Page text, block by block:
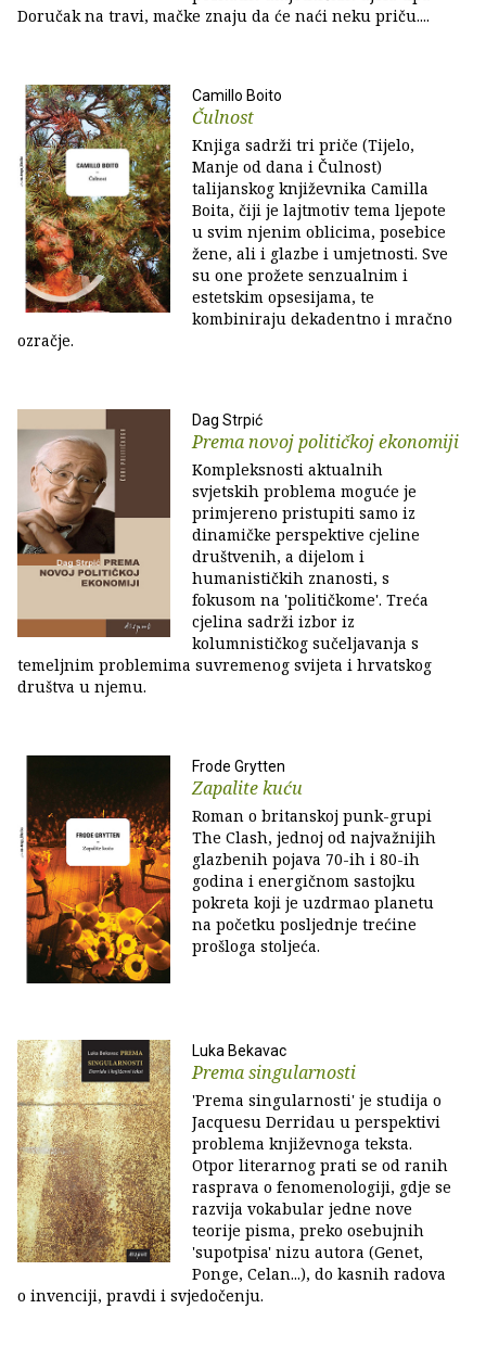
Doručak na travi, mačke znaju da će naći neku priču....
Camillo Boito
Čulnost
Knjiga sadrži tri priče (Tijelo,
Manje od dana i Čulnost)
talijanskog književnika Camilla
Boita, čiji je lajtmotiv tema ljepote
u svim njenim oblicima, posebice
žene, ali i glazbe i umjetnosti. Sve
su one prožete senzualnim i
estetskim opsesijama, te
kombiniraju dekadentno i mračno
ozračje.
Dag Strpić
Prema novoj političkoj ekonomiji
Kompleksnosti aktualnih
svjetskih problema moguće je
primjereno pristupiti samo iz
dinamičke perspektive cjeline
društvenih, a dijelom i
humanističkih znanosti, s
fokusom na 'političkome'. Treća
cjelina sadrži izbor iz
kolumnističkog sučeljavanja s
temeljnim problemima suvremenog svijeta i hrvatskog
društva u njemu.
Frode Grytten
Zapalite kuću
Roman o britanskoj punk-grupi
The Clash, jednoj od najvažnijih
glazbenih pojava 70-ih i 80-ih
godina i energičnom sastojku
pokreta koji je uzdrmao planetu
na početku posljednje trećine
prošloga stoljeća.
Luka Bekavac
Prema singularnosti
'Prema singularnosti' je studija o
Jacquesu Derridau u perspektivi
problema književnoga teksta.
Otpor literarnog prati se od ranih
rasprava o fenomenologiji, gdje se
razvija vokabular jedne nove
teorije pisma, preko osebujnih
'supotpisa' nizu autora (Genet,
Ponge, Celan...), do kasnih radova
o invenciji, pravdi i svjedočenju.